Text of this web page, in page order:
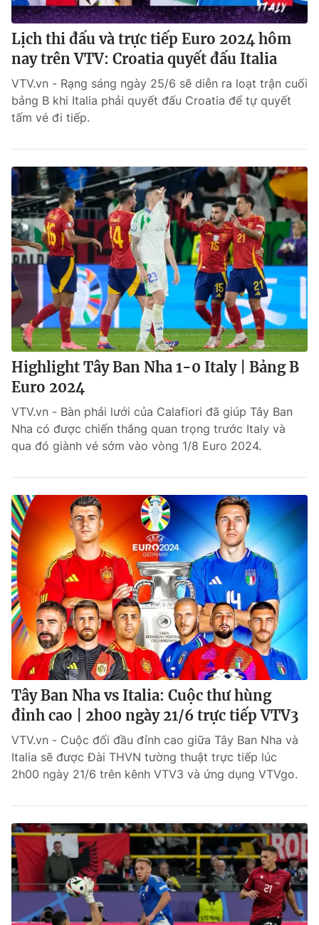
Lịch thi đấu và trực tiếp Euro 2024 hôm
nay trên VTV: Croatia quyết đấu Italia
VTV.vn - Rạng sáng ngày 25/6 sẽ diễn ra loạt trận cuối
bảng B khi Italia phải quyết đấu Croatia để tự quyết
tấm vé đi tiếp.
Highlight Tây Ban Nha 1-0 Italy | Bảng B
Euro 2024
VTV.vn - Bàn phải lưới của Calafiori đã giúp Tây Ban
Nha có được chiến thắng quan trọng trước Italy và
qua đó giành vé sớm vào vòng 1/8 Euro 2024.
Tây Ban Nha vs Italia: Cuộc thư hùng
đỉnh cao | 2h00 ngày 21/6 trực tiếp VTV3
VTV.vn - Cuộc đối đầu đỉnh cao giữa Tây Ban Nha và
Italia sẽ được Đài THVN tường thuật trực tiếp lúc
2h00 ngày 21/6 trên kênh VTV3 và ứng dụng VTVgo.